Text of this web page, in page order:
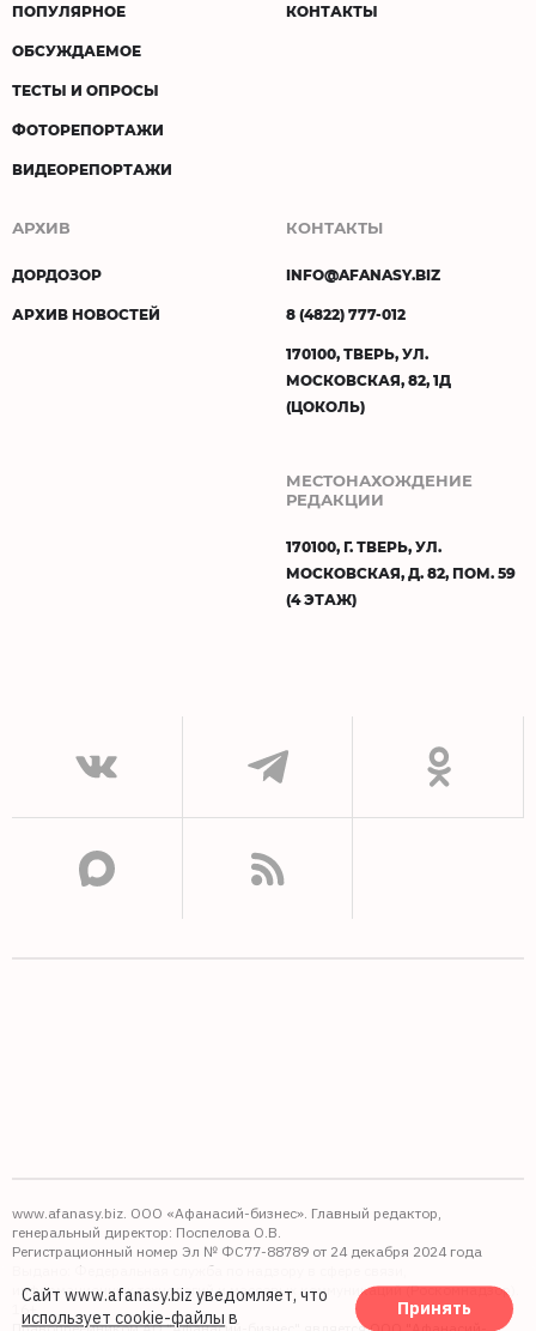
ПОПУЛЯРНОЕ
ОБСУЖДАЕМОЕ
ТЕСТЫ И ОПРОСЫ
ФОТОРЕПОРТАЖИ
ВИДЕОРЕПОРТАЖИ
КОНТАКТЫ
АРХИВ
ДОРДОЗОР
АРХИВ НОВОСТЕЙ
КОНТАКТЫ
INFO@AFANASY.BIZ
8 (4822) 777-012
170100, ТВЕРЬ, УЛ.
МОСКОВСКАЯ, 82, 1Д
(ЦОКОЛЬ)
МЕСТОНАХОЖДЕНИЕ
РЕДАКЦИИ
170100, Г. ТВЕРЬ, УЛ.
МОСКОВСКАЯ, Д. 82, ПОМ. 59
(4 ЭТАЖ)
www.afanasy.biz. ООО «Афанасий-бизнес». Главный редактор,
генеральный директор: Поспелова О.В.
Регистрационный номер Эл № ФС77-88789 от 24 декабря 2024 года
Выдано: Федеральная служба по надзору в сфере связи,
информационных технологий и массовых коммуникаций (Роскомнадзор).
Сайт www.afanasy.biz уведомляет, что
использует cookie-файлы в
Принять